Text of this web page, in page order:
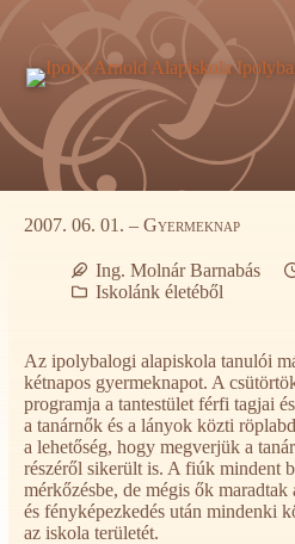
tartalomra
2007. 06. 01. – Gyermeknap
Ing. Molnár Barnabás
Iskolánk életéből
Az ipolybalogi alapiskola tanulói
kétnapos gyermeknapot. A
programja a tantestület férfi tagjai
a tanárnők és a lányok közti
a lehetőség, hogy megverjük a
részéről sikerült is. A fiúk mindent
mérkőzésbe, de mégis ők
és fényképezkedés után mindenki
az iskola területét.